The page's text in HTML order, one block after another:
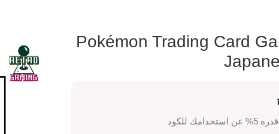
Pokémon Trading Card
للكود